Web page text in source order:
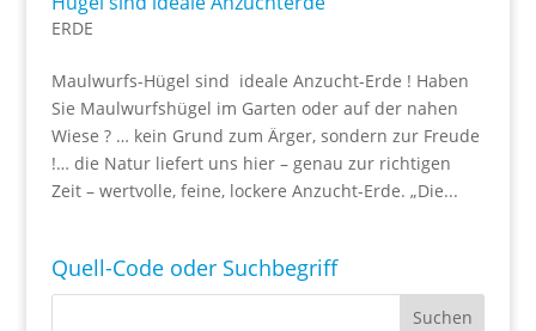
ERDE
Maulwurfs-Hügel sind ideale Anzucht-Erde ! Haben
Sie Maulwurfshügel im Garten oder auf der nahen
Wiese ? … kein Grund zum Ärger, sondern zur Freude
!… die Natur liefert uns hier – genau zur richtigen
Zeit – wertvolle, feine, lockere Anzucht-Erde. „Die...
Quell-Code oder Suchbegriff